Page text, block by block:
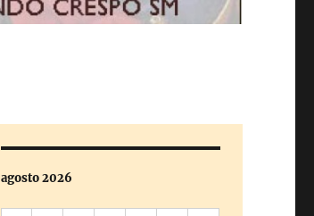
agosto 2026